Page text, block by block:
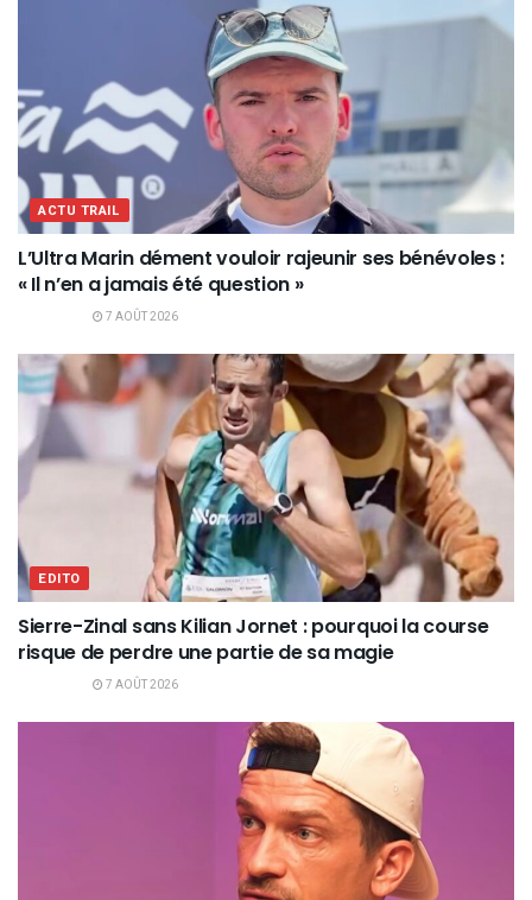
ACTU TRAIL
L’Ultra Marin dément vouloir rajeunir ses bénévoles :
« Il n’en a jamais été question »
7 AOÛT 2026
EDITO
Sierre-Zinal sans Kilian Jornet : pourquoi la course
risque de perdre une partie de sa magie
7 AOÛT 2026